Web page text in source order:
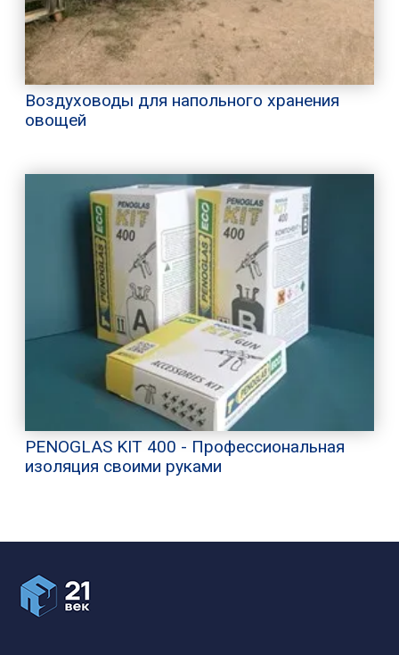
Воздуховоды для напольного хранения
овощей
PENOGLAS KIT 400 - Профессиональная
изоляция своими руками